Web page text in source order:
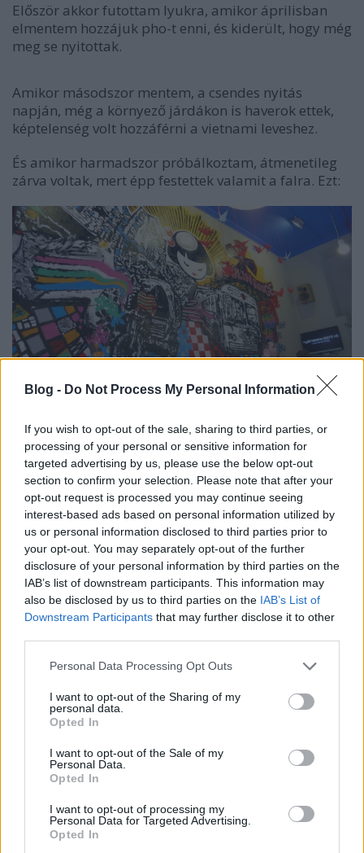
Blog - Do Not Process My Personal Information
If you wish to opt-out of the sale, sharing to third parties, or
processing of your personal or sensitive information for
targeted advertising by us, please use the below opt-out
section to confirm your selection. Please note that after your
opt-out request is processed you may continue seeing
interest-based ads based on personal information utilized by
us or personal information disclosed to third parties prior to
your opt-out. You may separately opt-out of the further
disclosure of your personal information by third parties on the
IAB’s list of downstream participants. This information may
also be disclosed by us to third parties on the IAB’s List of
Downstream Participants that may further disclose it to other
Please note that this website/app uses one or more Google
not limited to your visit or usage behaviour. You may click to
grant or deny consent to Google and its third-party tags to
use your data for below specified purposes in below Google
consent section.
Personal Data Processing Opt Outs
I want to opt-out of the Sharing of my
personal data.
Opted In
I want to opt-out of the Sale of my
Personal Data.
Opted In
I want to opt-out of processing my
Personal Data for Targeted Advertising.
Opted In
Először akkor futottam lyukra, amikor áprilisban
elmentem hozzájuk pho-t enni, és kiderült, hogy még
meg se nyitottak.
Amikor másodszor mentem, a csendes nyitás
napján, még a környező járdákon is haverok ettek,
képtelenség volt hozzáférni a vietnami leveshez.
És amikor harmadszor próbálkoztam, átmenetileg
zárva voltak, mert épp festettek valamit a falra. Ezt:
Onnan tudom, mert negyedikre összejött, nyitva
voltak, kértem tőlük egy pho-t és lefotóztam a falat.
A srácok, akik csinálják a kaját, nagyon
szimpatikusak. Barátságosak, látszik, hogy nagyon
bíznak az üzletben, a megszokottnál jóval több
alázat van bennük a vendég felé, és láthatóan
büszkék a pho-jukra, ami kiderül már a tálalásból is.
Nézzétek, milyen szép a leves: